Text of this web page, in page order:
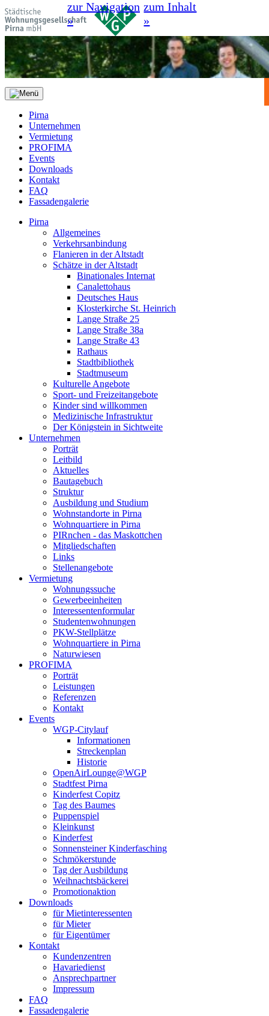
zur Navigation
»
zum Inhalt
»
Pirna
Unternehmen
Vermietung
PROFIMA
Events
Downloads
Kontakt
FAQ
Fassadengalerie
Pirna
Allgemeines
Verkehrsanbindung
Flanieren in der Altstadt
Schätze in der Altstadt
Binationales Internat
Canalettohaus
Deutsches Haus
Klosterkirche St. Heinrich
Lange Straße 25
Lange Straße 38a
Lange Straße 43
Rathaus
Stadtbibliothek
Stadtmuseum
Kulturelle Angebote
Sport- und Freizeitangebote
Kinder sind willkommen
Medizinische Infrastruktur
Der Königstein in Sichtweite
Unternehmen
Porträt
Leitbild
Aktuelles
Bautagebuch
Struktur
Ausbildung und Studium
Wohnstandorte in Pirna
Wohnquartiere in Pirna
PIRnchen - das Maskottchen
Mitgliedschaften
Links
Stellenangebote
Vermietung
Wohnungssuche
Gewerbeeinheiten
Interessentenformular
Studentenwohnungen
PKW-Stellplätze
Wohnquartiere in Pirna
Naturwiesen
PROFIMA
Porträt
Leistungen
Referenzen
Kontakt
Events
WGP-Citylauf
Informationen
Streckenplan
Historie
OpenAirLounge@WGP
Stadtfest Pirna
Kinderfest Copitz
Tag des Baumes
Puppenspiel
Kleinkunst
Kinderfest
Sonnensteiner Kinderfasching
Schmökerstunde
Tag der Ausbildung
Weihnachtsbäckerei
Promotionaktion
Downloads
für Mietinteressenten
für Mieter
für Eigentümer
Kontakt
Kundenzentren
Havariedienst
Ansprechpartner
Impressum
FAQ
Fassadengalerie